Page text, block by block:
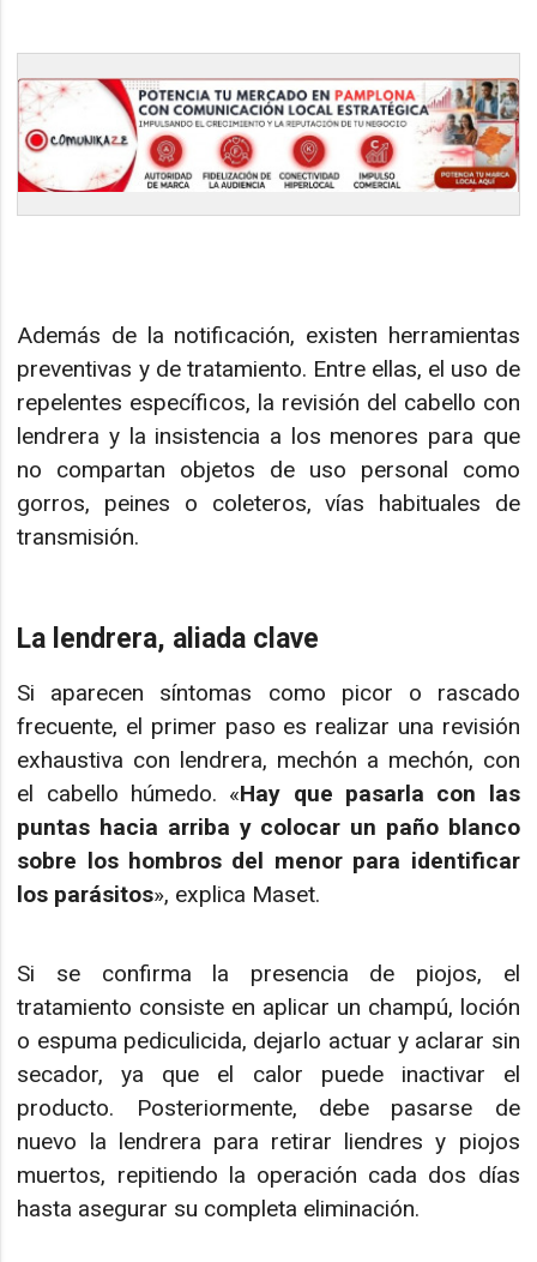
Además de la notificación, existen herramientas
preventivas y de tratamiento. Entre ellas, el uso de
repelentes específicos, la revisión del cabello con
lendrera y la insistencia a los menores para que
no compartan objetos de uso personal como
gorros, peines o coleteros, vías habituales de
transmisión.
La lendrera, aliada clave
Si aparecen síntomas como picor o rascado
frecuente, el primer paso es realizar una revisión
exhaustiva con lendrera, mechón a mechón, con
el cabello húmedo. «Hay que pasarla con las
puntas hacia arriba y colocar un paño blanco
sobre los hombros del menor para identificar
los parásitos», explica Maset.
Si se confirma la presencia de piojos, el
tratamiento consiste en aplicar un champú, loción
o espuma pediculicida, dejarlo actuar y aclarar sin
secador, ya que el calor puede inactivar el
producto. Posteriormente, debe pasarse de
nuevo la lendrera para retirar liendres y piojos
muertos, repitiendo la operación cada dos días
hasta asegurar su completa eliminación.